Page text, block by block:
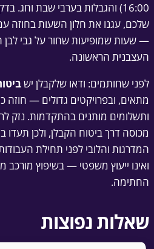
16:00) והגבלות בערבי שבת
שלכם, עגנו את חלון השעות בחוזה
— שעות שמופיעות שחור על גבי לבן
העצבנית הראשונה.
לפני שחותמים: ודאו שלקבלן יש
מתאים, ובפרויקטים גדולים — חוזה
ותשלומים מותנים בהתקדמות. נזק
מכוסה דרך ביטוח הקבלן, ולכן
המדרגות והלובי לפני תחילת
ואינו ייעוץ משפטי — בשיפוץ מורכב
החתימה.
שאלות נפוצות